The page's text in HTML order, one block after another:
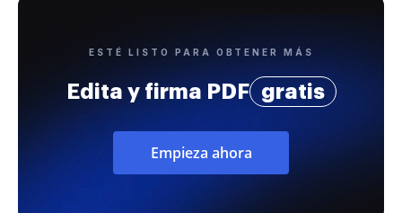
ESTÉ LISTO PARA OBTENER MÁS
Edita y firma PDF gratis
Empieza ahora